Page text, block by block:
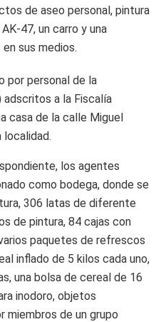
de aseo personal, pintura
47, un carro y una
sus medios.
por personal de la
a la Fiscalía
casa de la calle Miguel
localidad.
los agentes
como bodega, donde se
306 latas de diferente
de pintura, 84 cajas con
paquetes de refrescos
inflado de 5 kilos cada uno,
una bolsa de cereal de 16
inodoro, objetos
miembros de un grupo